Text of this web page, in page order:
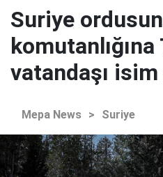
Suriye
vatandaşı isim
Mepa News > Suriye